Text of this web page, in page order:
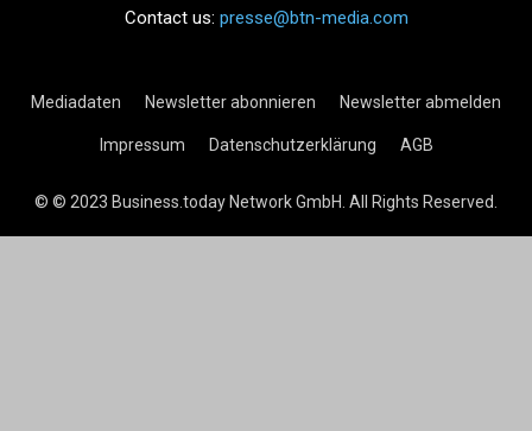
Contact us: presse@btn-media.com
Mediadaten Newsletter abonnieren Newsletter abmelden
Impressum Datenschutzerklärung AGB
© © 2023 Business.today Network GmbH. All Rights Reserved.